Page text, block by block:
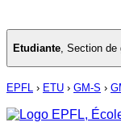
Etudiante, Section de
EPFL › ETU › GM-S ›